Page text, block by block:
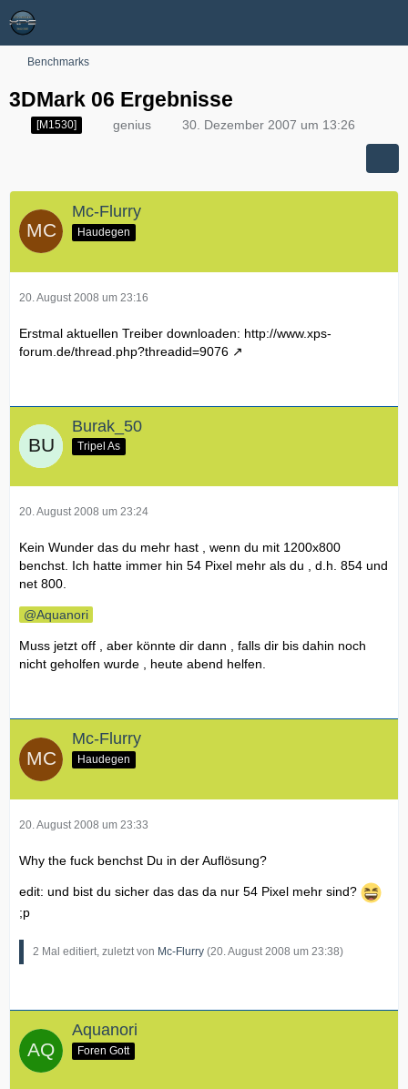
Benchmarks
3DMark 06 Ergebnisse
[M1530] genius 30. Dezember 2007 um 13:26
Mc-Flurry
Haudegen
20. August 2008 um 23:16
Erstmal aktuellen Treiber downloaden: http://www.xps-
forum.de/thread.php?threadid=9076
Burak_50
Tripel As
20. August 2008 um 23:24
Kein Wunder das du mehr hast , wenn du mit 1200x800
benchst. Ich hatte immer hin 54 Pixel mehr als du , d.h. 854 und
net 800.
Aquanori
Muss jetzt off , aber könnte dir dann , falls dir bis dahin noch
nicht geholfen wurde , heute abend helfen.
Mc-Flurry
Haudegen
20. August 2008 um 23:33
Why the fuck benchst Du in der Auflösung?
edit: und bist du sicher das das da nur 54 Pixel mehr sind?
;p
2 Mal editiert, zuletzt von Mc-Flurry (20. August 2008 um 23:38)
Aquanori
Foren Gott